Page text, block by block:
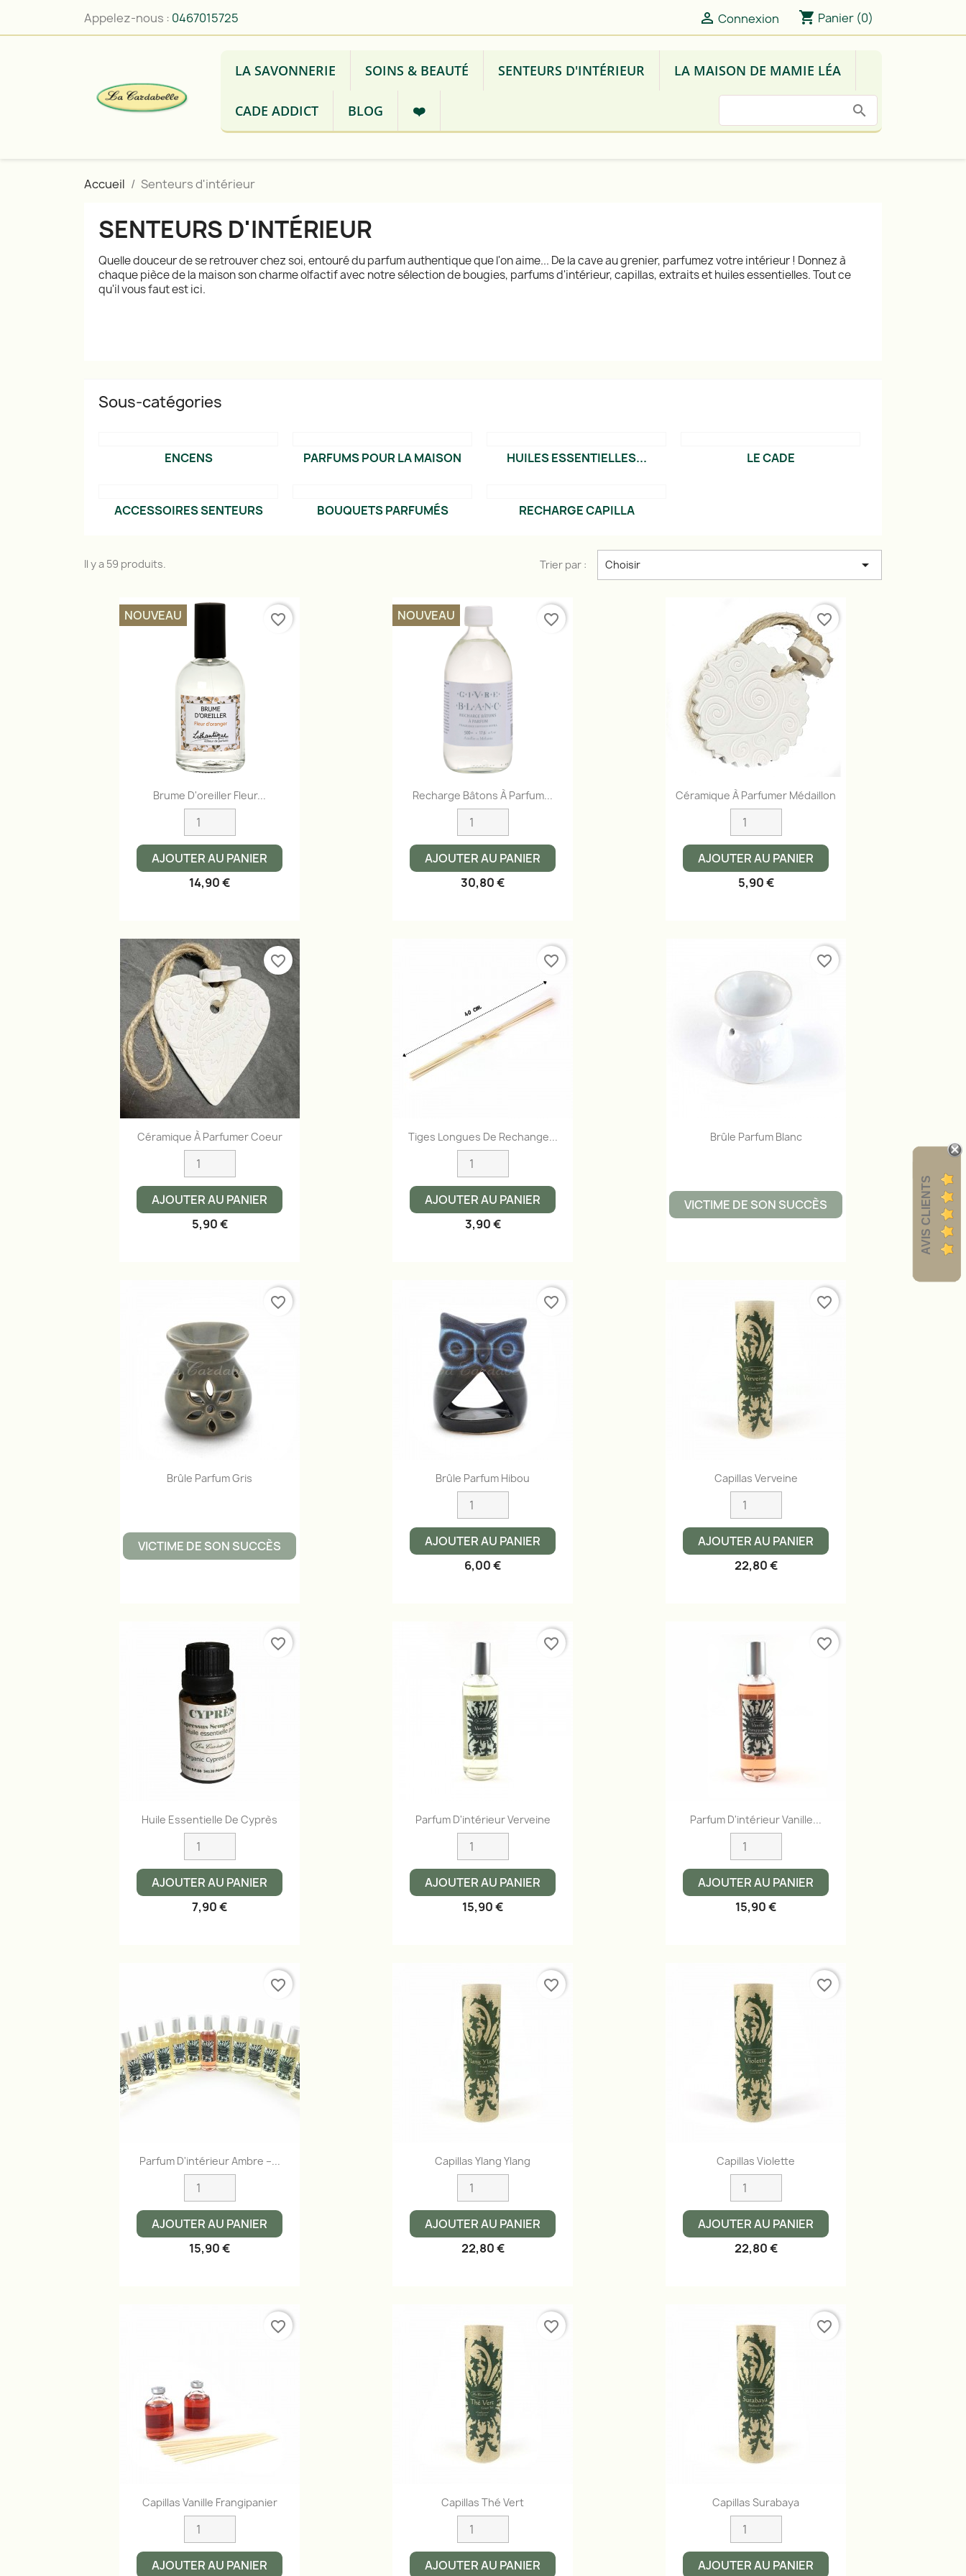
Appelez-nous : 0467015725  Connexion shopping_cart Panier (0)
LA SAVONNERIE SOINS & BEAUTÉ SENTEURS D'INTÉRIEUR LA MAISON DE MAMIE LÉA
CADE ADDICT BLOG ❤️
Accueil Senteurs d'intérieur
SENTEURS D'INTÉRIEUR
Quelle douceur de se retrouver chez soi, entouré du parfum authentique que l'on aime... De la cave au grenier, parfumez votre intérieur ! Donnez à
chaque pièce de la maison son charme olfactif avec notre sélection de bougies, parfums d'intérieur, capillas, extraits et huiles essentielles. Tout ce
qu'il vous faut est ici.
Sous-catégories
ENCENS PARFUMS POUR LA MAISON HUILES ESSENTIELLES... LE CADE
ACCESSOIRES SENTEURS BOUQUETS PARFUMÉS RECHARGE CAPILLA
Il y a 59 produits. Trier par : Choisir 
Aperçu rapide
Brume D'oreiller Fleur...
AJOUTER AU PANIER
14,90 €
NOUVEAU favorite_border
Aperçu rapide
Recharge Bâtons À Parfum...
AJOUTER AU PANIER
30,80 €
NOUVEAU favorite_border
Aperçu rapide
Céramique À Parfumer Médaillon
AJOUTER AU PANIER
5,90 €
favorite_border
Aperçu rapide
Céramique À Parfumer Coeur
AJOUTER AU PANIER
5,90 €
favorite_border
Aperçu rapide
Tiges Longues De Rechange...
AJOUTER AU PANIER
3,90 €
favorite_border
Aperçu rapide
Brûle Parfum Blanc
VICTIME DE SON SUCCÈS
favorite_border
Aperçu rapide
Brûle Parfum Gris
VICTIME DE SON SUCCÈS
favorite_border
Aperçu rapide
Brûle Parfum Hibou
AJOUTER AU PANIER
6,00 €
favorite_border
Aperçu rapide
Capillas Verveine
AJOUTER AU PANIER
22,80 €
favorite_border
Aperçu rapide
Huile Essentielle De Cyprès
AJOUTER AU PANIER
7,90 €
favorite_border
Aperçu rapide
Parfum D'intérieur Verveine
AJOUTER AU PANIER
15,90 €
favorite_border
Aperçu rapide
Parfum D'intérieur Vanille...
AJOUTER AU PANIER
15,90 €
favorite_border
Aperçu rapide
Parfum D'intérieur Ambre –...
AJOUTER AU PANIER
15,90 €
favorite_border
Aperçu rapide
Capillas Ylang Ylang
AJOUTER AU PANIER
22,80 €
favorite_border
Aperçu rapide
Capillas Violette
AJOUTER AU PANIER
22,80 €
favorite_border
Aperçu rapide
Capillas Vanille Frangipanier
AJOUTER AU PANIER
favorite_border
Aperçu rapide
Capillas Thé Vert
AJOUTER AU PANIER
favorite_border
Aperçu rapide
Capillas Surabaya
AJOUTER AU PANIER
favorite_border
AVIS CLIENTS